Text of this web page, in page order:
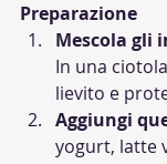
Preparazione
Mescola gli
In una
lievito e
Aggiungi
yogurt, latte